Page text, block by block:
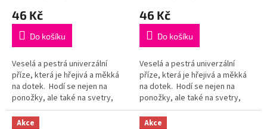
46 Kč
Do košíku
Veselá a pestrá univerzální
příze, která je hřejivá a měkká
na dotek. Hodí se nejen na
ponožky, ale také na svetry,
kardigany či čepice! Složení:
75% vlna, 25% polyamid...
46 Kč
Do košíku
Veselá a pestrá univerzální
příze, která je hřejivá a měkká
na dotek. Hodí se nejen na
ponožky, ale také na svetry,
kardigany či čepice! Složení:
75% vlna, 25% polyamid...
Akce Akce